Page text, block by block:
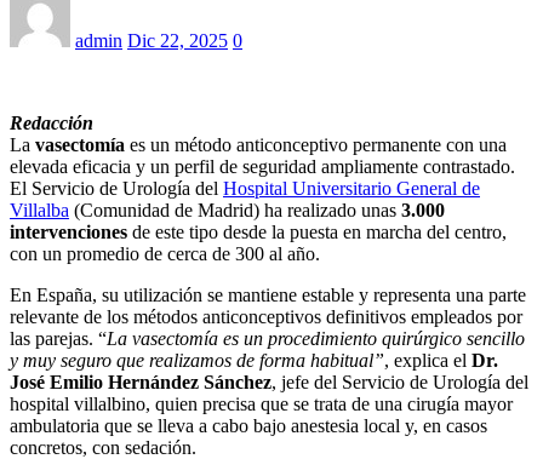
admin Dic 22, 2025 0
Redacción
La vasectomía es un método anticonceptivo permanente con una
elevada eficacia y un perfil de seguridad ampliamente contrastado.
El Servicio de Urología del Hospital Universitario General de
Villalba (Comunidad de Madrid) ha realizado unas 3.000
intervenciones de este tipo desde la puesta en marcha del centro,
con un promedio de cerca de 300 al año.
En España, su utilización se mantiene estable y representa una parte
relevante de los métodos anticonceptivos definitivos empleados por
las parejas. “La vasectomía es un procedimiento quirúrgico sencillo
y muy seguro que realizamos de forma habitual”, explica el Dr.
José Emilio Hernández Sánchez, jefe del Servicio de Urología del
hospital villalbino, quien precisa que se trata de una cirugía mayor
ambulatoria que se lleva a cabo bajo anestesia local y, en casos
concretos, con sedación.